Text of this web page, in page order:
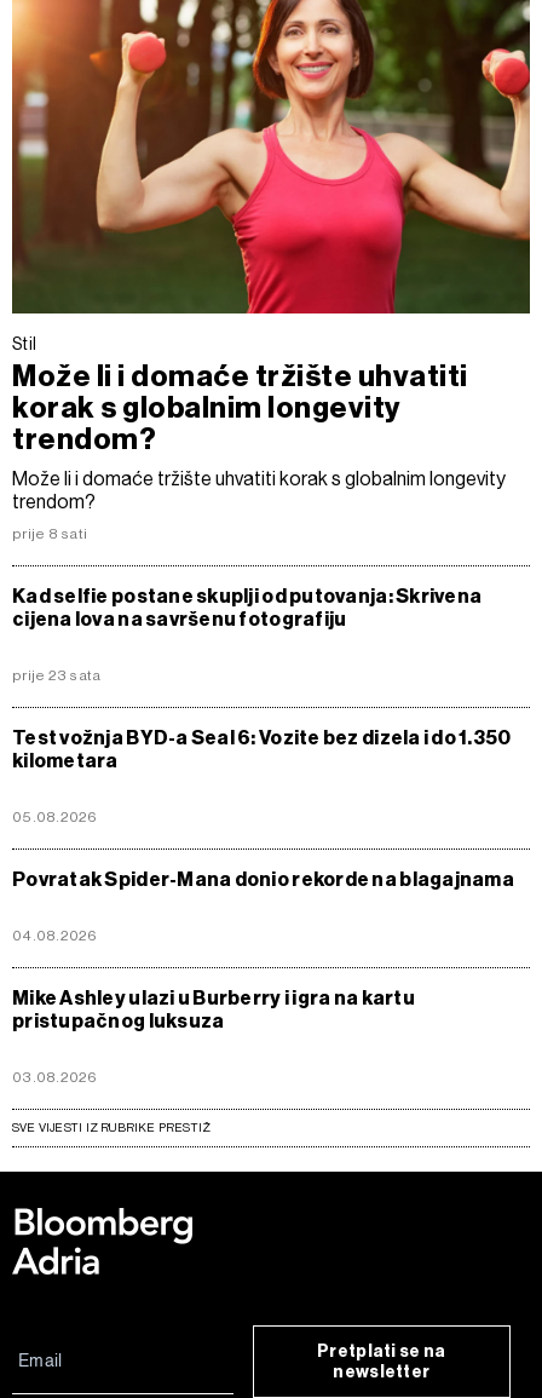
Stil
Može li i domaće tržište uhvatiti
korak s globalnim longevity
trendom?
Može li i domaće tržište uhvatiti korak s globalnim longevity
trendom?
prije 8 sati
Kad selfie postane skuplji od putovanja: Skrivena
cijena lova na savršenu fotografiju
prije 23 sata
Test vožnja BYD-a Seal 6: Vozite bez dizela i do 1.350
kilometara
05.08.2026
Povratak Spider-Mana donio rekorde na blagajnama
04.08.2026
Mike Ashley ulazi u Burberry i igra na kartu
pristupačnog luksuza
03.08.2026
SVE VIJESTI IZ RUBRIKE PRESTIŽ
Pretplati se na
newsletter